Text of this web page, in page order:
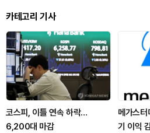
카테고리 기사
코스피, 이틀 연속 하락…
6,200대 마감
메가스
기 이익